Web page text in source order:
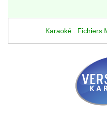
Karaoké : Fichiers